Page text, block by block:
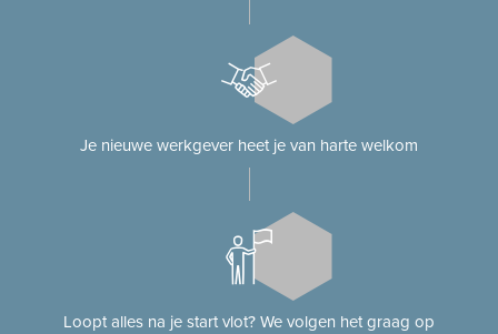
Je nieuwe werkgever heet je van harte welkom
Loopt alles na je start vlot? We volgen het graag op